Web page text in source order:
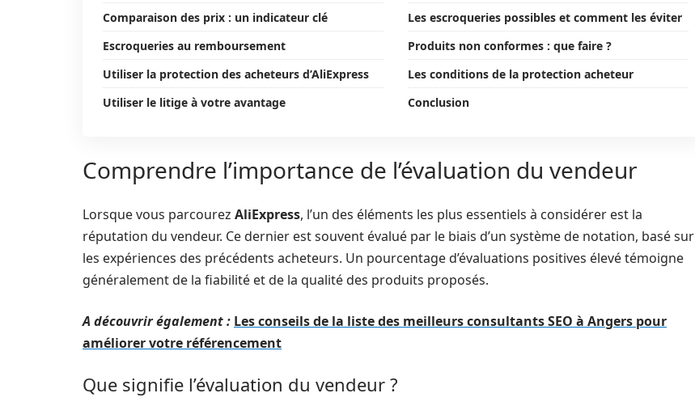
Comparaison des prix : un indicateur clé
Les escroqueries possibles et comment les éviter
Escroqueries au remboursement
Produits non conformes : que faire ?
Utiliser la protection des acheteurs d’AliExpress
Les conditions de la protection acheteur
Utiliser le litige à votre avantage
Conclusion
Comprendre l’importance de l’évaluation du vendeur
Lorsque vous parcourez AliExpress, l’un des éléments les plus essentiels à considérer est la
réputation du vendeur. Ce dernier est souvent évalué par le biais d’un système de notation, basé sur
les expériences des précédents acheteurs. Un pourcentage d’évaluations positives élevé témoigne
généralement de la fiabilité et de la qualité des produits proposés.
A découvrir également : Les conseils de la liste des meilleurs consultants SEO à Angers pour
améliorer votre référencement
Que signifie l’évaluation du vendeur ?